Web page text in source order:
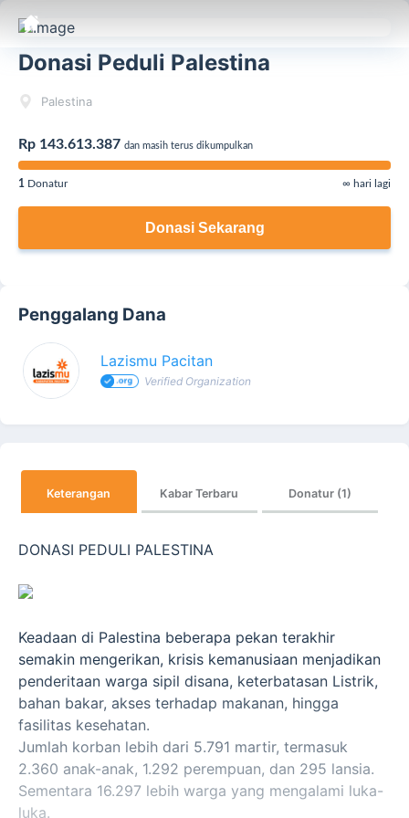
Donasi Peduli Palestina
Palestina
Rp 143.613.387 dan masih terus dikumpulkan
1 Donatur ∞ hari lagi
Donasi Sekarang
Penggalang Dana
Lazismu Pacitan
Verified Organization
Keterangan Kabar Terbaru Donatur (1)
DONASI PEDULI PALESTINA
Keadaan di Palestina beberapa pekan terakhir
semakin mengerikan, krisis kemanusiaan menjadikan
penderitaan warga sipil disana, keterbatasan Listrik,
bahan bakar, akses terhadap makanan, hingga
fasilitas kesehatan.
Jumlah korban lebih dari 5.791 martir, termasuk
2.360 anak-anak, 1.292 perempuan, dan 295 lansia.
Sementara 16.297 lebih warga yang mengalami luka-
luka.